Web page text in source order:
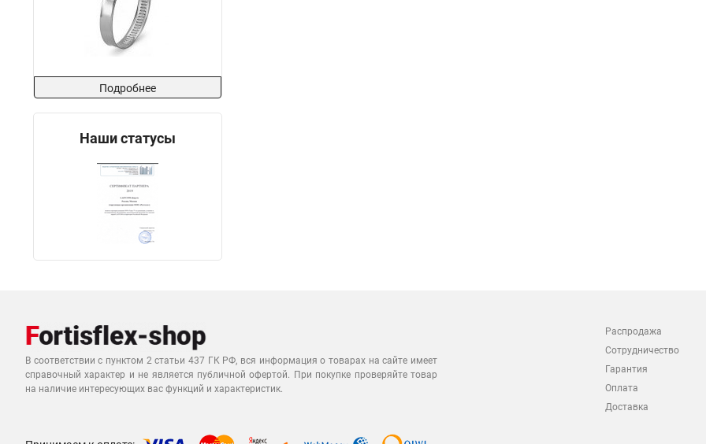
Подробнее
Наши статусы
В соответствии с пунктом 2 статьи 437 ГК РФ, вся информация о товарах на сайте имеет
справочный характер и не является публичной офертой. При покупке проверяйте товар
на наличие интересующих вас функций и характеристик.
Распродажа
Сотрудничество
Гарантия
Оплата
Доставка